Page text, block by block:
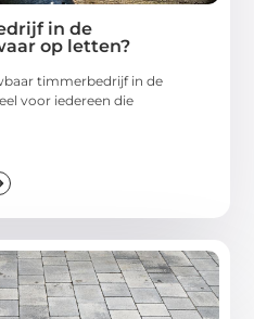
in de
op letten?
timmerbedrijf in de
voor iedereen die